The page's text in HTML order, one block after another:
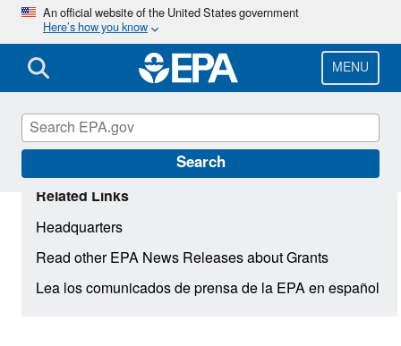
Skip
main
content
An official website of the United States government
Here’s how you know
MENU
Search
Related Links
Headquarters
Read other EPA News Releases about Grants
Lea los comunicados de prensa de la EPA en español